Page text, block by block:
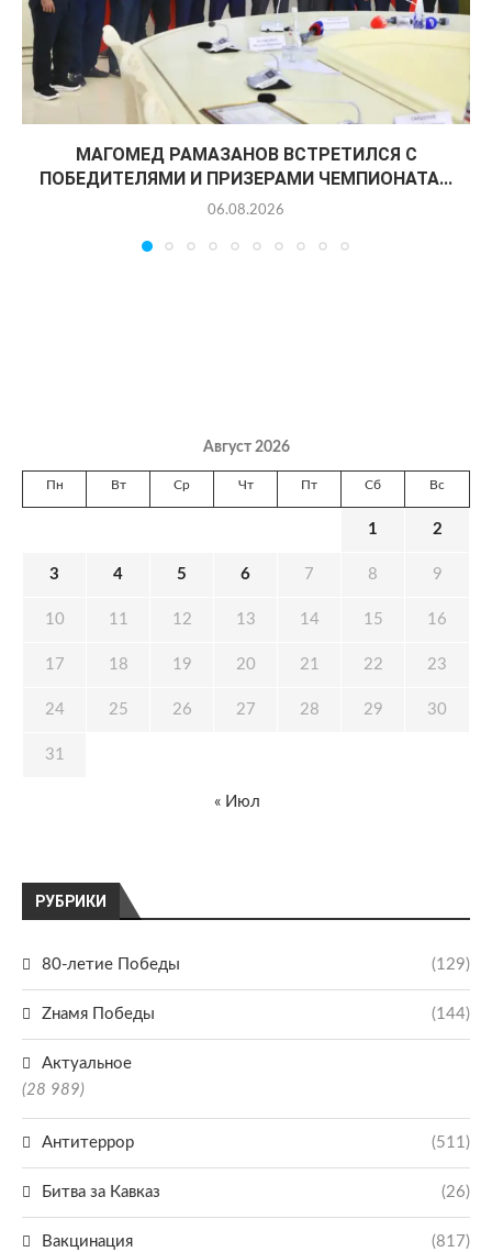
МАГОМЕД РАМАЗАНОВ ВСТРЕТИЛСЯ С
ПОБЕДИТЕЛЯМИ И ПРИЗЕРАМИ ЧЕМПИОНАТА...
06.08.2026
РУБРИКИ
80-летие Победы (129)
Zнамя Победы (144)
Актуальное
(28 989)
Антитеррор (511)
Битва за Кавказ (26)
Вакцинация (817)
Август 2026
Пн Вт Ср Чт Пт Сб Вс
1 2
3 4 5 6 7 8 9
10 11 12 13 14 15 16
17 18 19 20 21 22 23
24 25 26 27 28 29 30
31
« Июл